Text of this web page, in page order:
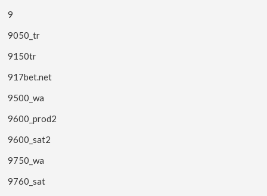
9
9050_tr
9150tr
917bet.net
9500_wa
9600_prod2
9600_sat2
9750_wa
9760_sat